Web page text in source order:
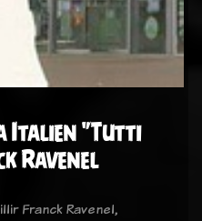
Italien "Tutti
Ravenel
Franck Ravenel,